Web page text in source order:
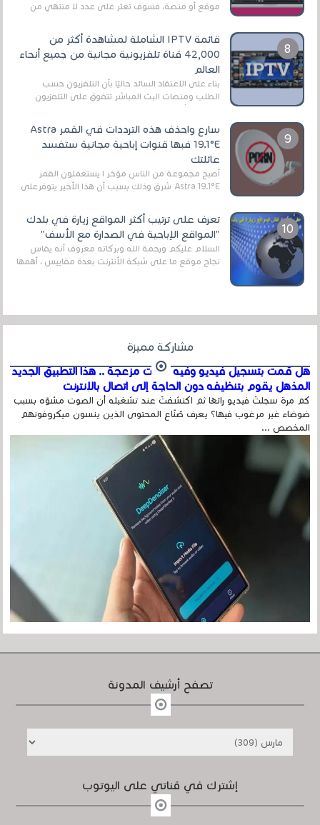
موقع أو منصة، فسوف تعثر على عدد لا منتهي من
قائمة IPTV الشاملة لمشاهدة أكثر من
42,000 قناة تلفزيونية مجانية من جميع أنحاء
العالم
بناءً على الاعتقاد السائد حاليًا بأن التلفزيون حسب
الطلب ومنصات البث المباشر تتفوق على التلفزيون
سارع واحذف هذه الترددات في القمر Astra
19.1°E فبها قنوات إباحية مجانية ستفسد
عائلتك
أصبح مجموعة من الناس مؤخر ا يستعملون القمر
Astra 19.1°E شرق وذلك بسبب أن هذا الأخير يتوفرعلى
تعرف على ترتيب أكثر المواقع زيارة في بلدك
"المواقع الإباحية في الصدارة مع الأسف"
السلام عليكم ورحمة الله وبركاته معروف أنه يقاس
نجاح موقع ما على شبكة الأنترنت بعدة مقاييس ، أهمها
مشاركة مميزة
هل قمت بتسجيل فيديو وفيه أصوت مزعجة .. هذا التطبيق الجديد
المذهل يقوم بتنظيفه دون الحاجة إلى اتصال بالإنترنت
كم مرة سجلتَ فيديو رائعًا ثم اكتشفتَ عند تشغيله أن الصوت مشوّه بسبب
ضوضاء غير مرغوب فيها؟ يعرف صُنّاع المحتوى الذين ينسون ميكروفونهم
المخصص ...
تصفح أرشيف المدونة
إشترك في قناتي على اليوتوب